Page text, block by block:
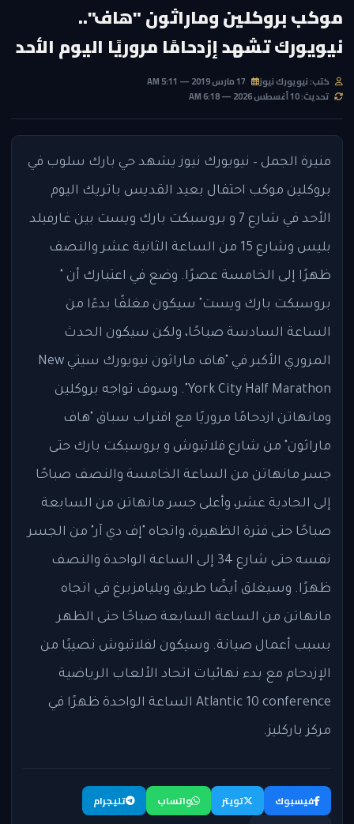
موكب بروكلين وماراثون "هاف"..
نيويورك تشهد إزدحامًا مروريًا اليوم الأحد
كتب: نيويورك نيوز
تحديث: 10 أغسطس 2026 — 6:18 AM
منيرة الجمل – نيويورك نيوز يشهد حي بارك سلوب في
بروكلين موكب احتفال بعيد القديس باتريك اليوم
الأحد في شارع 7 و بروسبكت بارك ويست بين غارفيلد
بليس وشارع 15 من الساعة الثانية عشر والنصف
ظهرًا إلى الخامسة عصرًا. وضع في اعتبارك أن "
بروسبكت بارك ويست" سيكون مغلقًا بدءًا من
الساعة السادسة صباحًا، ولكن سيكون الحدث
المروري الأكبر في "هاف ماراثون نيويورك سيتي New
York City Half Marathon". وسوف تواجه بروكلين
ومانهاتن ازدحامًا مروريًا مع اقتراب سباق "هاف
ماراثون" من شارع فلاتبوش و بروسبكت بارك حتى
جسر مانهاتن من الساعة الخامسة والنصف صباحًا
إلى الحادية عشر، وأعلى جسر مانهاتن من السابعة
صباحًا حتى فترة الظهيرة، واتجاه "إف دي آر" من الجسر
نفسه حتى شارع 34 إلى الساعة الواحدة والنصف
ظهرًا. وسيغلق أيضًا طريق ويليامزبرغ في اتجاه
مانهاتن من الساعة السابعة صباحًا حتى الظهر
بسبب أعمال صيانة. وسيكون لفلاتبوش نصيبًا من
الإزدحام مع بدء نهائيات اتحاد الألعاب الرياضية
Atlantic 10 conference الساعة الواحدة ظهرًا في
مركز باركليز.
فيسبوك تويتر واتساب
تليجرام